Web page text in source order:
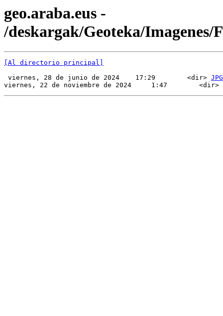
geo.araba.eus -
/deskargak/Geoteka/Imagenes/
[Al directorio principal]
viernes, 28 de junio de 2024    17:29        <dir> JPG
viernes, 22 de noviembre de 2024     1:47        <dir>